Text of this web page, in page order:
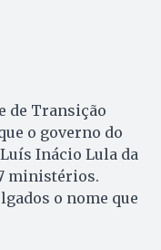
de Transição
o governo do
Inácio Lula da
ministérios.
o nome que